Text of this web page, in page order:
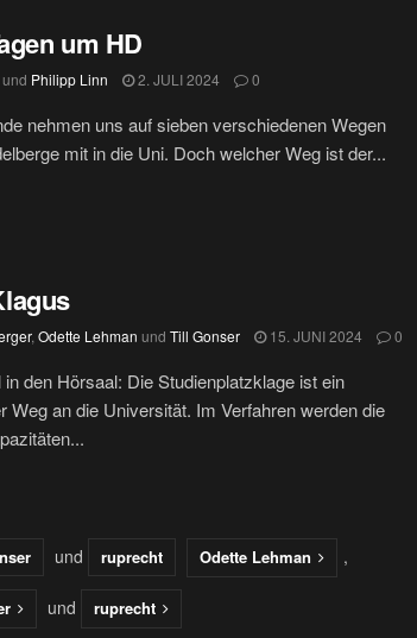
um HD
und Philipp Linn 2. JULI 2024 0
nehmen uns auf sieben verschiedenen Wegen
mit in die Uni. Doch welcher Weg ist der...
, Odette Lehman und Till Gonser 15. JUNI 2024 0
den Hörsaal: Die Studienplatzklage ist ein
Weg an die Universität. Im Verfahren werden die
und ruprecht Odette Lehman ,
und ruprecht